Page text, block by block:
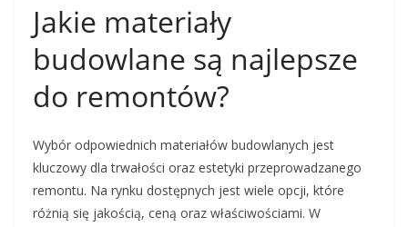
Jakie materiały
budowlane są najlepsze
do remontów?
Wybór odpowiednich materiałów budowlanych jest
kluczowy dla trwałości oraz estetyki przeprowadzanego
remontu. Na rynku dostępnych jest wiele opcji, które
różnią się jakością, ceną oraz właściwościami. W